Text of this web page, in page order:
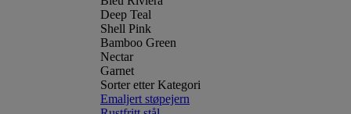
Deep Teal
Shell Pink
Bamboo Green
Nectar
Garnet
Sorter etter Kategori
Emaljert støpejern